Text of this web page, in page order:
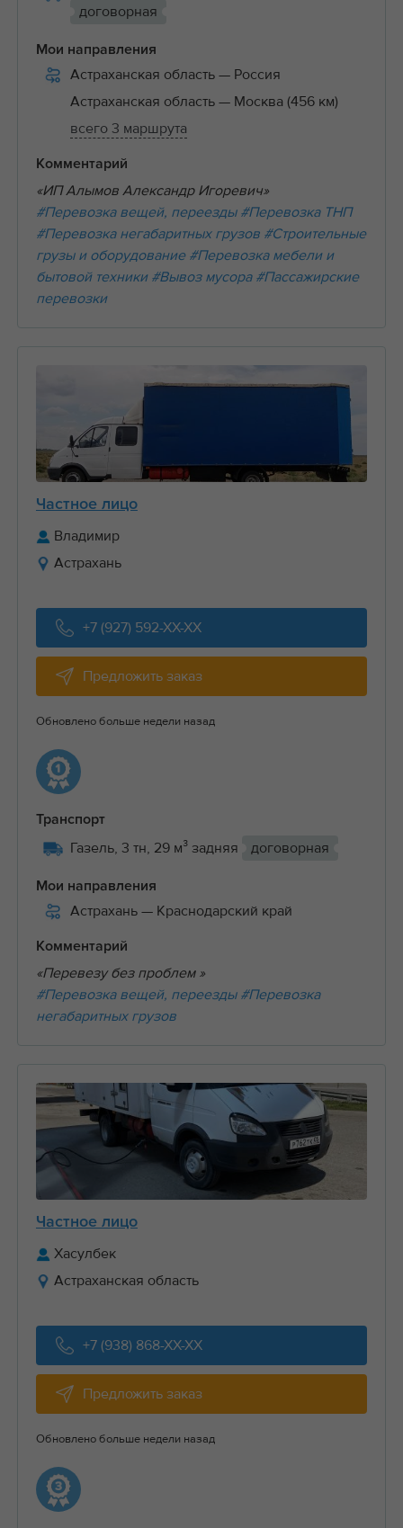
договорная
Мои направления
Астраханская область — Россия
Астраханская область — Москва (456 км)
всего 3 маршрута
Комментарий
«ИП Алымов Александр Игоревич»
#Перевозка вещей, переезды #Перевозка ТНП
#Перевозка негабаритных грузов #Строительные
грузы и оборудование #Перевозка мебели и
бытовой техники #Вывоз мусора #Пассажирские
перевозки
Частное лицо
Владимир
Астрахань
+7 (927) 592-XX-XX
Предложить заказ
Обновлено больше недели назад
Транспорт
Газель, 3 тн, 29 м³ задняя договорная
Мои направления
Астрахань — Краснодарский край
Комментарий
«Перевезу без проблем »
#Перевозка вещей, переезды #Перевозка
негабаритных грузов
Частное лицо
Хасулбек
Астраханская область
+7 (938) 868-XX-XX
Предложить заказ
Обновлено больше недели назад